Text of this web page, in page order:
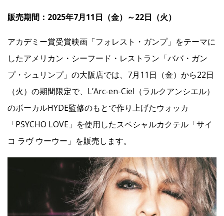
IR
IR情報トップ 投資家の皆様へ 事業概要 コーポレート・ガバナンス
財務・業績情報 IRライブラリー 株式情報 電子公告 IRカレンダー
よくあるご質問 IRお問い合わせ 免責事項
Franchise
Recruit
Contact
販売期間：2025年7月11日（金）～22日（火）
アカデミー賞受賞映画「フォレスト・ガンプ」をテーマに
したアメリカン・シーフード・レストラン「ババ・ガン
プ・シュリンプ」の大阪店では、7月11日（金）から22日
（火）の期間限定で、L’Arc-en-Ciel（ラルクアンシエル）
のボーカルHYDE監修のもとで作り上げたウォッカ
「PSYCHO LOVE」を使用したスペシャルカクテル「サイ
コ ラヴ ウーウー」を販売します。